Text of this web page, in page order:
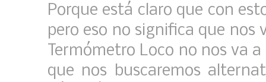
Porque está claro que con
pero eso no significa que nos
Termómetro Loco no nos va
que nos buscaremos